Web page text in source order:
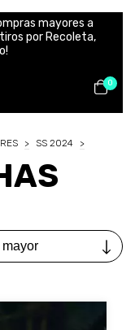
mayores a
por Recoleta,
0
> SS 2024
>